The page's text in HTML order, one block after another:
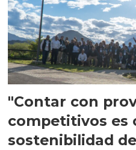
"Contar con
competitivos es
sostenibilidad